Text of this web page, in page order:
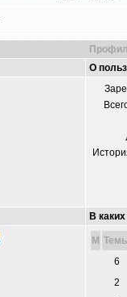
О
В
M
6
2